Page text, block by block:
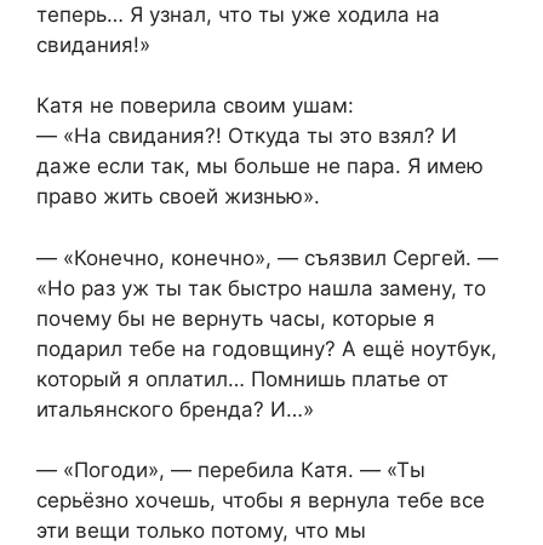
теперь… Я узнал, что ты уже ходила на
свидания!»
Катя не поверила своим ушам:
— «На свидания?! Откуда ты это взял? И
даже если так, мы больше не пара. Я имею
право жить своей жизнью».
— «Конечно, конечно», — съязвил Сергей. —
«Но раз уж ты так быстро нашла замену, то
почему бы не вернуть часы, которые я
подарил тебе на годовщину? А ещё ноутбук,
который я оплатил… Помнишь платье от
итальянского бренда? И…»
— «Погоди», — перебила Катя. — «Ты
серьёзно хочешь, чтобы я вернула тебе все
эти вещи только потому, что мы